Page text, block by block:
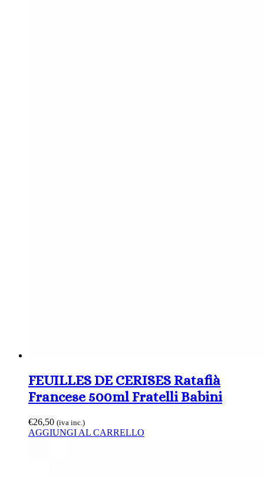
FEUILLES DE CERISES Ratafià
Francese 500ml Fratelli Babini
€26,50 (iva inc.)
AGGIUNGI AL CARRELLO